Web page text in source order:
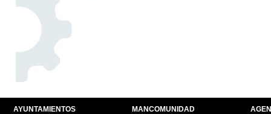
AYUNTAMIENTOS MANCOMUNIDAD